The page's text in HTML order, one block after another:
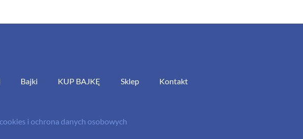
Bajki KUP BAJKĘ Sklep Kontakt
i ochrona danych osobowych